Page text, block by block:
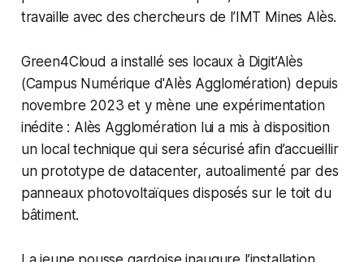
travaille avec des chercheurs de l’IMT Mines Alès.
Green4Cloud a installé ses locaux à Digit’Alès
(Campus Numérique d'Alès Agglomération) depuis
novembre 2023 et y mène une expérimentation
inédite : Alès Agglomération lui a mis à disposition
un local technique qui sera sécurisé afin d’accueillir
un prototype de datacenter, autoalimenté par des
panneaux photovoltaïques disposés sur le toit du
bâtiment.